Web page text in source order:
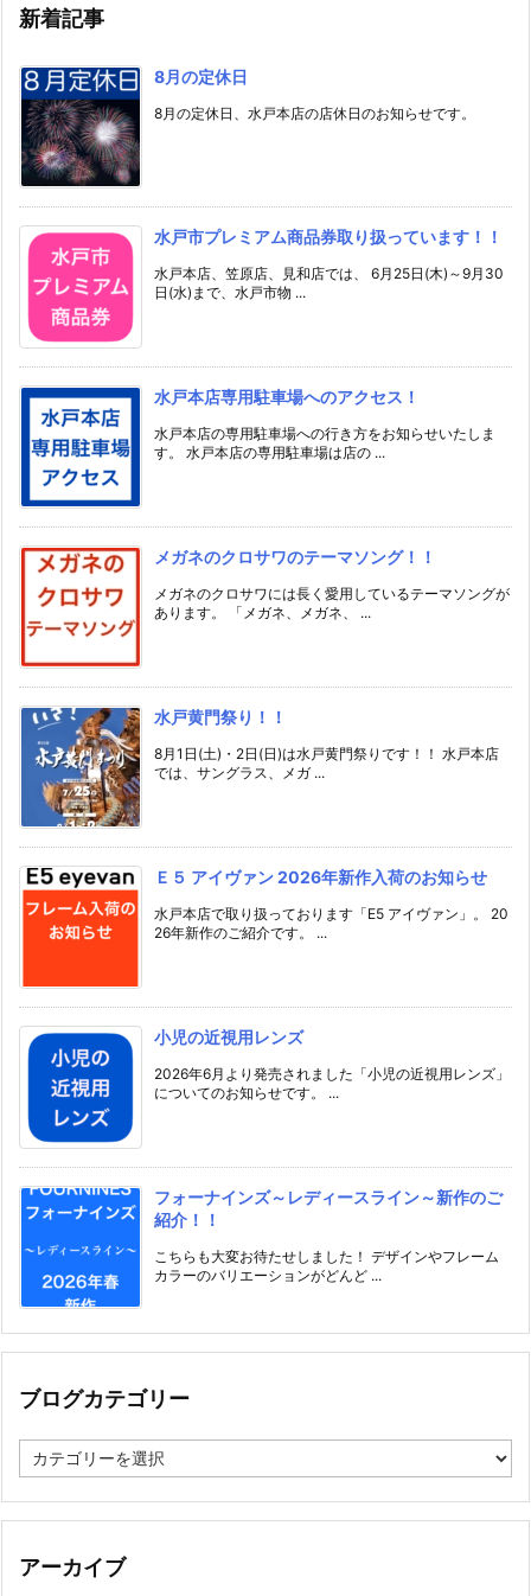
新着記事
8月の定休日
8月の定休日、水戸本店の店休日のお知らせです。
水戸市プレミアム商品券取り扱っています！！
水戸本店、笠原店、見和店では、 6月25日(木)～9月30
日(水)まで、水戸市物 ...
水戸本店専用駐車場へのアクセス！
水戸本店の専用駐車場への行き方をお知らせいたしま
す。 水戸本店の専用駐車場は店の ...
メガネのクロサワのテーマソング！！
メガネのクロサワには長く愛用しているテーマソングが
あります。 「メガネ、メガネ、 ...
水戸黄門祭り！！
8月1日(土)・2日(日)は水戸黄門祭りです！！ 水戸本店
では、サングラス、メガ ...
Ｅ５ アイヴァン 2026年新作入荷のお知らせ
水戸本店で取り扱っております「E5 アイヴァン」。 20
26年新作のご紹介です。 ...
小児の近視用レンズ
2026年6月より発売されました「小児の近視用レンズ」
についてのお知らせです。 ...
フォーナインズ～レディースライン～新作のご
紹介！！
こちらも大変お待たせしました！ デザインやフレーム
カラーのバリエーションがどんど ...
ブログカテゴリー
ロ
カ
ゴ
アーカイブ